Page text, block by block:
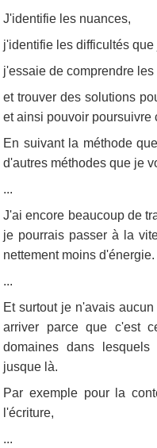
J'identifie les nuances,
j'identifie les difficultés que
j'essaie de comprendre
et trouver des solutions
et ainsi pouvoir poursuivre
En suivant la méthode
d'autres méthodes que je
...
J'ai encore beaucoup de
je pourrais passer à la
nettement moins d'énergie.
...
Et surtout je n'avais
arriver parce que c'est
domaines dans
jusque là.
Par exemple pour la
l'écriture,
...